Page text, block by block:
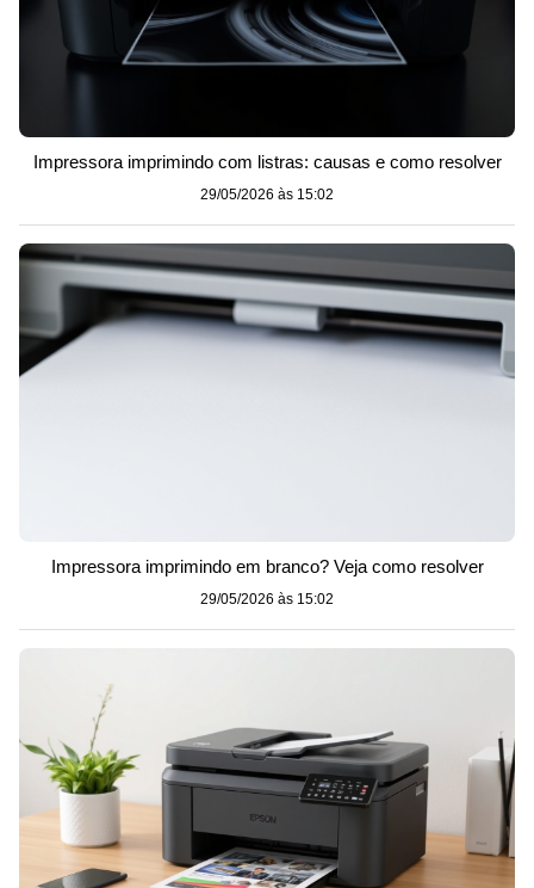
Impressora imprimindo com listras: causas e como resolver
29/05/2026 às 15:02
Impressora imprimindo em branco? Veja como resolver
29/05/2026 às 15:02